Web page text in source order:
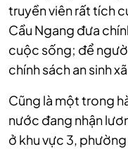
truyền viên rất tích
Cầu Ngang đưa
cuộc sống; để
chính sách an sinh
Cũng là một trong
nước đang nhận
ở khu vực 3, phường